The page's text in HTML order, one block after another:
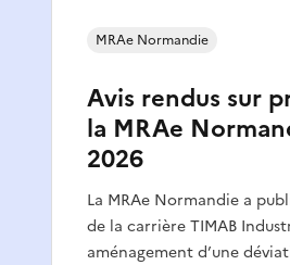
Avis rendus sur
la MRAe
2026
La MRAe Normandie a
de la carrière TIMAB
aménagement d’une
MRAe Normandie